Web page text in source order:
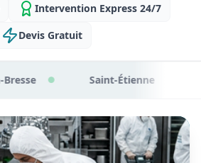
Intervention Express 24/7
Devis Gratuit
Saint-Étienne ● Chalon-sur-